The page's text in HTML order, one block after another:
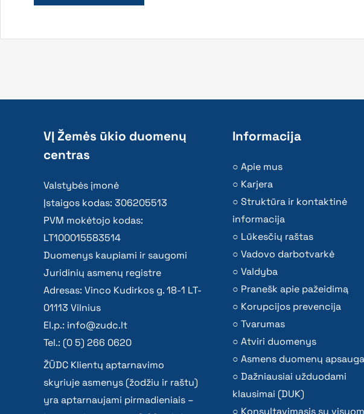
VĮ Žemės ūkio duomenų
centras
Valstybės įmonė
Įstaigos kodas: 306205513
PVM mokėtojo kodas:
LT100015583514
Duomenys kaupiami ir saugomi
Juridinių asmenų registre
Adresas: Vinco Kudirkos g. 18-1 LT-
01113 Vilnius
El.p.: info@zudc.lt
Tel.: (0 5) 266 0620
ŽŪDC Klientų aptarnavimo
skyriuje asmenys (žodžiu ir raštu)
yra aptarnaujami pirmadieniais –
Informacija
Apie mus
Karjera
Struktūra ir kontaktinė
informacija
Lūkesčių raštas
Vadovo darbotvarkė
Valdyba
Pranešk apie pažeidimą
Korupcijos prevencija
Tvarumas
Atviri duomenys
Asmens duomenų apsauga
Dažniausiai užduodami
klausimai (DUK)